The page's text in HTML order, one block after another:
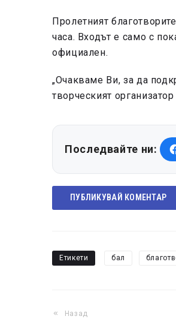
Пролетният
часа. Входът е само с
официален.
„Очакваме Ви, за да
творческият
Последвайте ни:
ПУБЛИКУВАЙ КОМЕНТАР
Етикети бал
Назад